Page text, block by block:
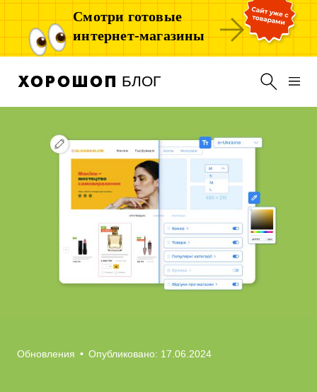
Смотри готовые
интернет-магазины
БЛОГ
Обновления • Опубликовано: 17.06.2024